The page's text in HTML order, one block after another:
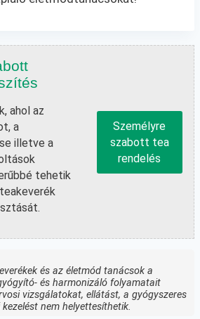
ahol az
a
illetve a
tehetik
Személyre
szabott tea
rendelés
és az életmód tanácsok a
és harmonizáló folyamatait
vizsgálatokat, ellátást, a gyógyszeres
nem helyettesíthetik.